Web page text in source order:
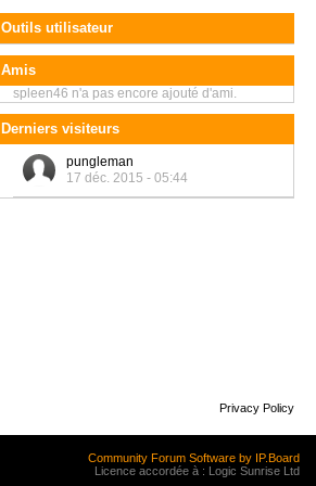
Outils utilisateur
Amis
spleen46 n'a pas encore ajouté d'ami.
Derniers visiteurs
pungleman
17 déc. 2015 - 05:44
Privacy Policy
Community Forum Software by IP.Board
Licence accordée à : Logic Sunrise Ltd